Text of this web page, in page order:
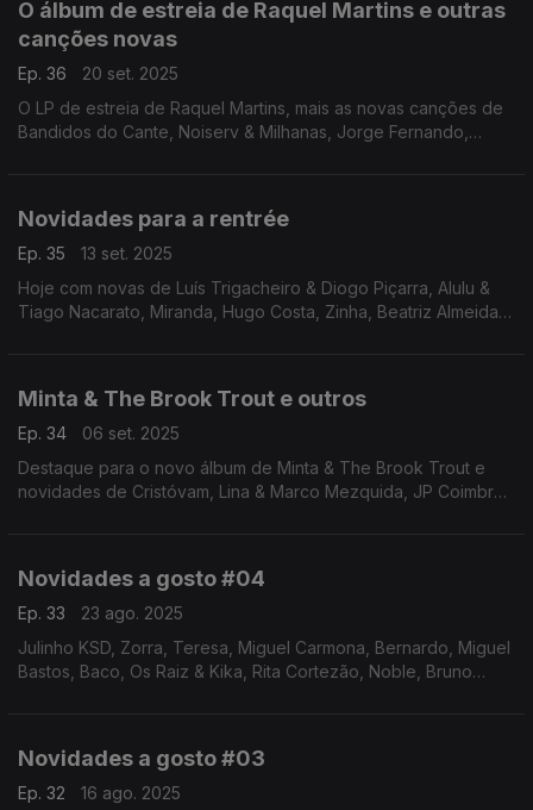
O álbum de estreia de Raquel Martins e outras
canções novas
Ep. 36
20 set. 2025
O LP de estreia de Raquel Martins, mais as novas canções de
Bandidos do Cante, Noiserv & Milhanas, Jorge Fernando,
Novidades para a rentrée
Ep. 35
13 set. 2025
Hoje com novas de Luís Trigacheiro & Diogo Piçarra, Alulu &
Tiago Nacarato, Miranda, Hugo Costa, Zinha, Beatriz Almeida,
Minta & The Brook Trout e outros
Ep. 34
06 set. 2025
Destaque para o novo álbum de Minta & The Brook Trout e
novidades de Cristóvam, Lina & Marco Mezquida, JP Coimbra,
Novidades a gosto #04
Ep. 33
23 ago. 2025
Julinho KSD, Zorra, Teresa, Miguel Carmona, Bernardo, Miguel
Bastos, Baco, Os Raiz & Kika, Rita Cortezão, Noble, Bruno
Novidades a gosto #03
Ep. 32
16 ago. 2025